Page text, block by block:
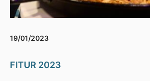
19/01/2023
FITUR 2023